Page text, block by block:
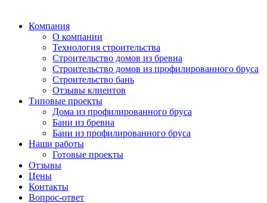
Компания
О компании
Технология строительства
Строительство домов из бревна
Строительство домов из профилированного бруса
Строительство бань
Отзывы клиентов
Типовые проекты
Дома из профилированного бруса
Бани из бревна
Бани из профилированного бруса
Наши работы
Готовые проекты
Отзывы
Цены
Контакты
Вопрос-ответ